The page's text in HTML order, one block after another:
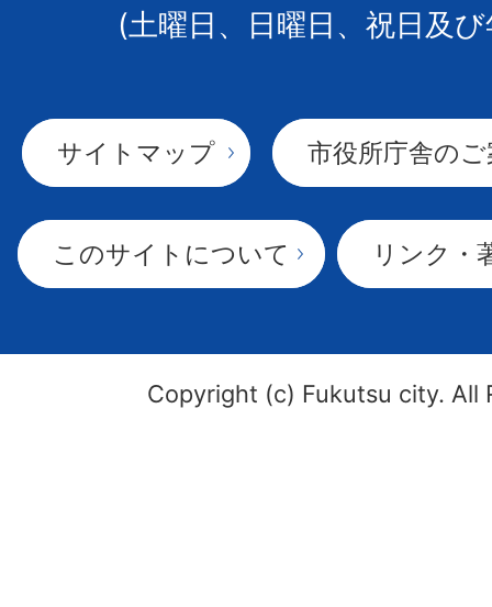
(土曜日、日曜日、祝日及
サイトマップ 市役所庁舎の
このサイトについて リンク・
Copyright (c) Fukutsu city. All